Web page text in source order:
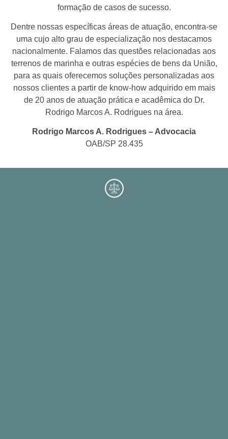
formação de casos de sucesso.
Dentre nossas específicas áreas de atuação, encontra-se
uma cujo alto grau de especialização nos destacamos
nacionalmente. Falamos das questões relacionadas aos
terrenos de marinha e outras espécies de bens da União,
para as quais oferecemos soluções personalizadas aos
nossos clientes a partir de know-how adquirido em mais
de 20 anos de atuação prática e acadêmica do Dr.
Rodrigo Marcos A. Rodrigues na área.
Rodrigo Marcos A. Rodrigues – Advocacia
OAB/SP 28.435